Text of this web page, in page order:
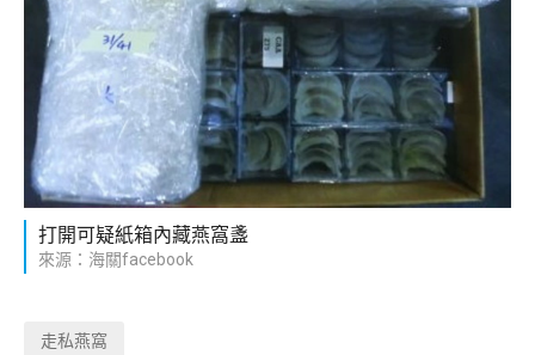
打開可疑紙箱內藏燕窩盞
來源：海關facebook
走私燕窩